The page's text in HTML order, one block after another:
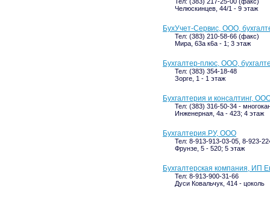
Челюскинцев, 44/1 - 9 этаж
БухУчет-Сервис, ООО,
Тел: (383) 210-58-66 (факс)
Мира, 63а к6а - 1; 3 этаж
Бухгалтер-плюс, ООО,
Тел: (383) 354-18-48
Зорге, 1 - 1 этаж
Бухгалтерия и консалтинг,
Тел: (383) 316-50-34 -
Инженерная, 4а - 423; 4 этаж
Бухгалтерия.РУ, ООО
Тел: 8-913-913-03-05, 8-923-
Фрунзе, 5 - 520; 5 этаж
Бухгалтерская компания, ИП
Тел: 8-913-900-31-66
Дуси Ковальчук, 414 - цоколь